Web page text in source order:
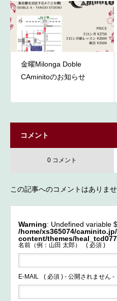
金曜Milonga Doble
CAminitoのお知らせ
コメント
0 コメント
この記事へのコメントはありませ
Warning
: Undefined variable
/home/xs365074/
content/themes/
名前（例：山田 太郎） ( 必須 )
E-MAIL ( 必須 ) - 公開されません -